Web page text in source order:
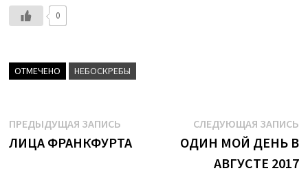
0
ОТМЕЧЕНО НЕБОСКРЕБЫ
Навигация
по
ПРЕДЫДУЩАЯ ЗАПИСЬ
запись:
ЛИЦА ФРАНКФУРТА
СЛЕДУЮЩАЯ ЗАПИСЬ
ОДИН МОЙ ДЕНЬ В
АВГУСТЕ 2017